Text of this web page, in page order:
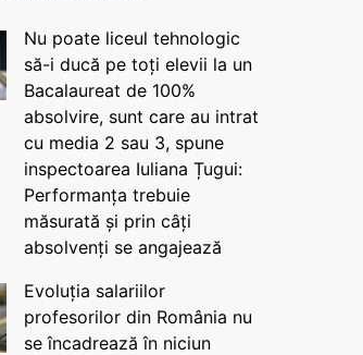
Nu poate liceul tehnologic
să-i ducă pe toți elevii la un
Bacalaureat de 100%
absolvire, sunt care au intrat
cu media 2 sau 3, spune
inspectoarea Iuliana Țugui:
Performanța trebuie
măsurată și prin câți
absolvenți se angajează
Evoluția salariilor
profesorilor din România nu
se încadrează în niciun